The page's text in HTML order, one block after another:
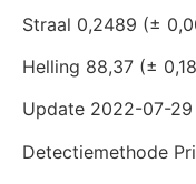
Straal 0,2489 (±
Helling 88,37 (±
Update 2022-07-29
Detectiemethode